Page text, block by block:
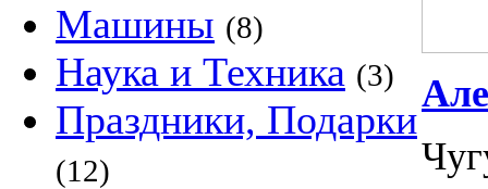
Машины (8)
Наука и Техника (3)
Праздники, Подарки
(12)